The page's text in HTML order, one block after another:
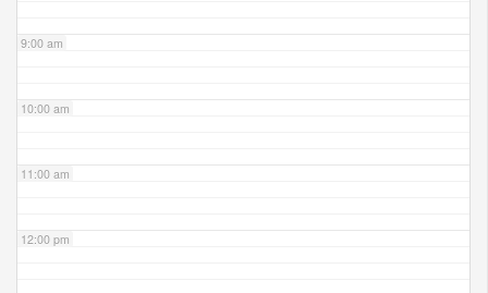
9:00 am
10:00 am
11:00 am
12:00 pm